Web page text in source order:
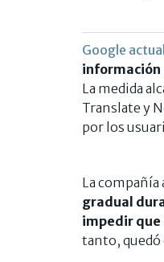
Google
información
La medida
Translate y
por los
La compañía
gradual
impedir que
tanto, quedó